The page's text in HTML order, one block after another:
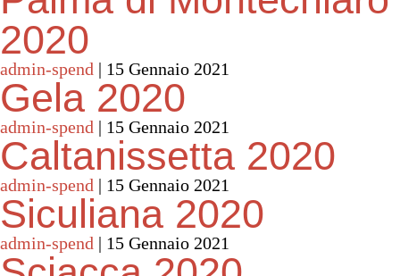
2020
admin-spend | 15 Gennaio 2021
Gela 2020
admin-spend | 15 Gennaio 2021
Caltanissetta 2020
admin-spend | 15 Gennaio 2021
Siculiana 2020
admin-spend | 15 Gennaio 2021